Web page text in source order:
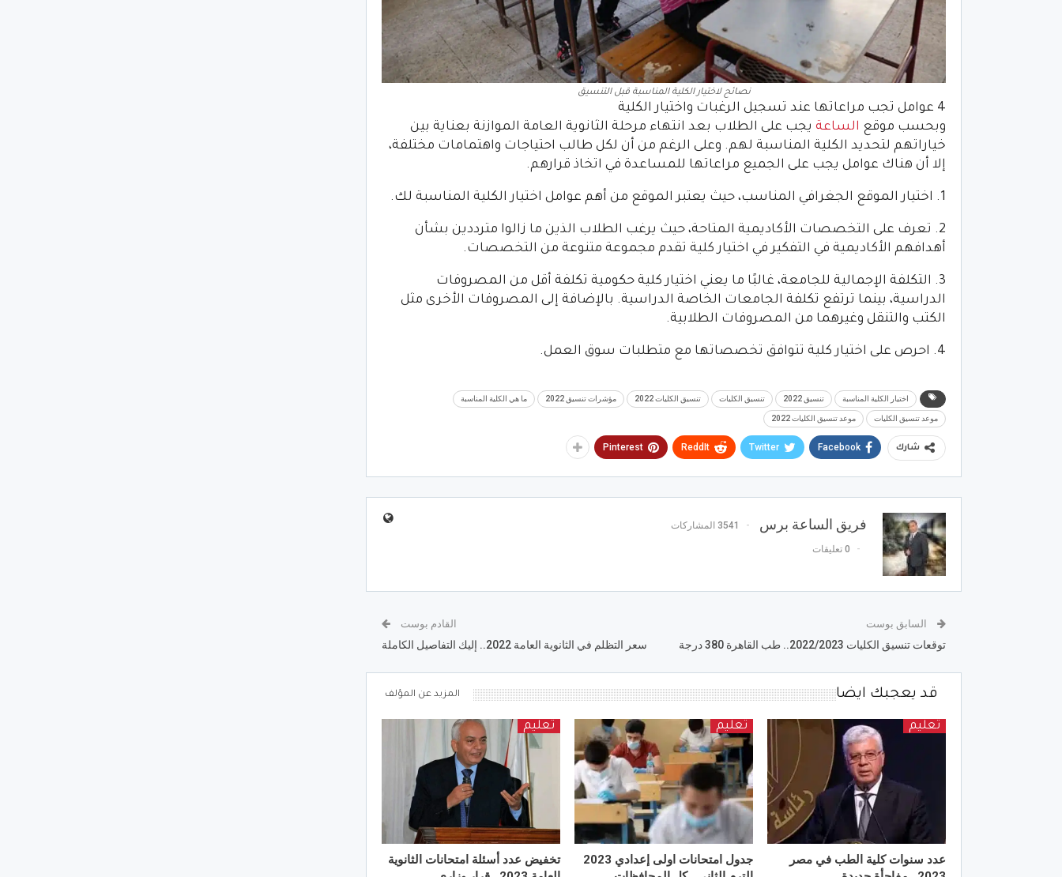
نصائح لاختيار الكلية المناسبة قبل التنسيق
4 عوامل تجب مراعاتها عند تسجيل الرغبات واختيار الكلية
وبحسب موقع الساعة يجب على الطلاب بعد انتهاء مرحلة الثانوية العامة الموازنة بعناية بين
خياراتهم لتحديد الكلية المناسبة لهم. وعلى الرغم من أن لكل طالب احتياجات واهتمامات مختلفة،
إلا أن هناك عوامل يجب على الجميع مراعاتها للمساعدة في اتخاذ قرارهم.
1. اختيار الموقع الجغرافي المناسب، حيث يعتبر الموقع من أهم عوامل اختيار الكلية المناسبة لك.
2. تعرف على التخصصات الأكاديمية المتاحة، حيث يرغب الطلاب الذين ما زالوا مترددين بشأن
أهدافهم الأكاديمية في التفكير في اختيار كلية تقدم مجموعة متنوعة من التخصصات.
3. التكلفة الإجمالية للجامعة، غالبًا ما يعني اختيار كلية حكومية تكلفة أقل من المصروفات
الدراسية، بينما ترتفع تكلفة الجامعات الخاصة الدراسية. بالإضافة إلى المصروفات الأخرى مثل
الكتب والتنقل وغيرهما من المصروفات الطلابية.
4. احرص على اختيار كلية تتوافق تخصصاتها مع متطلبات سوق العمل.
اختيار الكلية المناسبة تنسيق 2022 تنسيق الكليات تنسيق الكليات 2022 مؤشرات تنسيق 2022 ما هي الكلية المناسبة
موعد تنسيق الكليات موعد تنسيق الكليات 2022
شارك Facebook
Twitter
ReddIt
Pinterest
فريق الساعة برس 3541 المشاركات
0 تعليقات
السابق بوست
توقعات تنسيق الكليات 2022/2023.. طب القاهرة 380 درجة
القادم بوست
سعر التظلم في الثانوية العامة 2022.. إليك التفاصيل الكاملة
قد يعجبك ايضا المزيد عن المؤلف
تعليم
عدد سنوات كلية الطب في مصر
تعليم
جدول امتحانات اولى إعدادي 2023
تعليم
تخفيض عدد أسئلة امتحانات الثانوية